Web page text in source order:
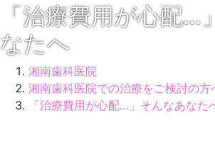
「治療費用が心配…
なたへ
湘南歯科医院
湘南歯科医院での治療をご検討の方
「治療費用が心配…」そんなあなた